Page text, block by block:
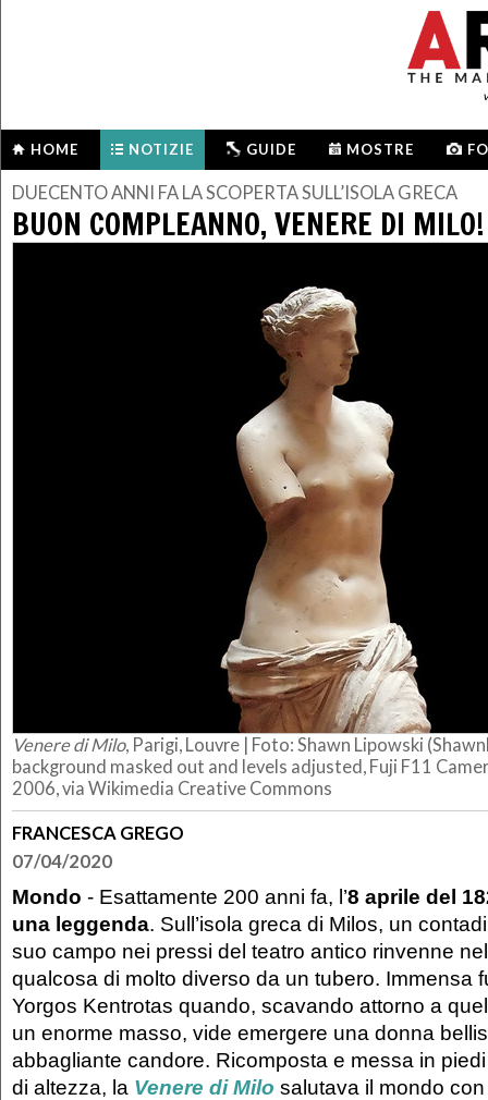
HOME NOTIZIE GUIDE MOSTRE
DUECENTO ANNI FA LA SCOPERTA SULL’ISOLA GRECA
BUON COMPLEANNO, VENERE DI MILO!
Venere di Milo, Parigi, Louvre | Foto: Shawn Lipowski
background masked out and levels adjusted, Fuji F11
2006, via Wikimedia Creative Commons
FRANCESCA GREGO
07/04/2020
Mondo - Esattamente 200 anni fa, l’8 aprile del
una leggenda. Sull’isola greca di Milos, un
suo campo nei pressi del teatro antico rinvenne
qualcosa di molto diverso da un tubero. Immensa
Yorgos Kentrotas quando, scavando attorno a
un enorme masso, vide emergere una donna
abbagliante candore. Ricomposta e messa in
di altezza, la Venere di Milo salutava il mondo